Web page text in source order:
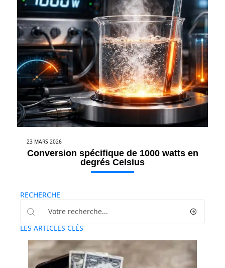
23 MARS 2026
Conversion spécifique de 1000 watts en
degrés Celsius
RECHERCHE
LES ARTICLES CLÉS